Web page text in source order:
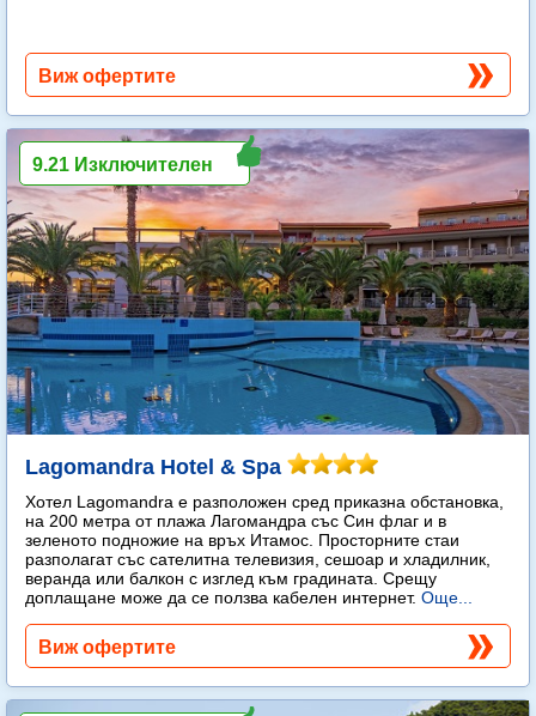
Виж офертите
Lagomandra Hotel & Spa
Хотел Lagomandra е разположен сред приказна обстановка,
на 200 метра от плажа Лагомандра със Син флаг и в
зеленото подножие на връх Итамос. Просторните стаи
разполагат със сателитна телевизия, сешоар и хладилник,
веранда или балкон с изглед към градината. Срещу
доплащане може да се ползва кабелен интернет. Още...
9.21 Изключителен
Виж офертите